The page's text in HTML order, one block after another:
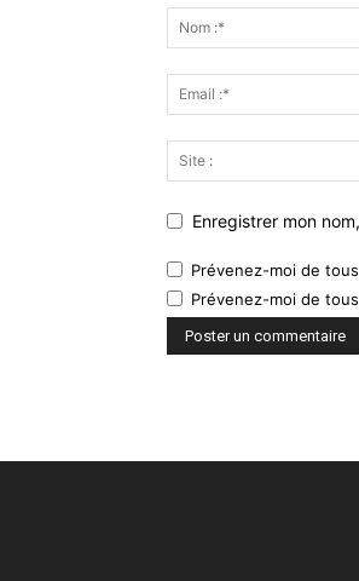
Enregistrer mon
Prévenez-moi de
Prévenez-moi de